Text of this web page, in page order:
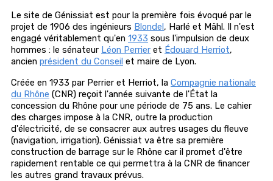
Le site de Génissiat est pour la première fois évoqué par le
projet de 1906 des ingénieurs Blondel, Harlé et Mähl. Il n'est
engagé véritablement qu'en 1933 sous l'impulsion de deux
hommes : le sénateur Léon Perrier et Édouard Herriot,
ancien président du Conseil et maire de Lyon.
Créée en 1933 par Perrier et Herriot, la Compagnie nationale
du Rhône (CNR) reçoit l'année suivante de l'État la
concession du Rhône pour une période de 75 ans. Le cahier
des charges impose à la CNR, outre la production
d'électricité, de se consacrer aux autres usages du fleuve
(navigation, irrigation). Génissiat va être sa première
construction de barrage sur le Rhône car il promet d'être
rapidement rentable ce qui permettra à la CNR de financer
les autres grand travaux prévus.